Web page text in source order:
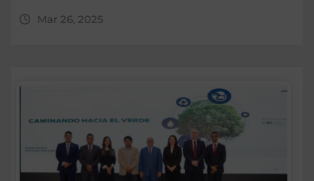
Mar 26, 2025